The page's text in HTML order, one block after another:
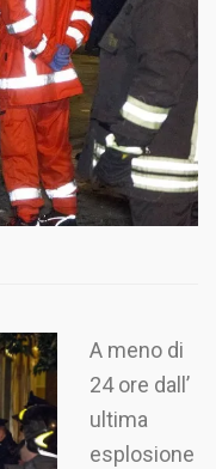
A meno di
24 ore dall’
ultima
esplosione